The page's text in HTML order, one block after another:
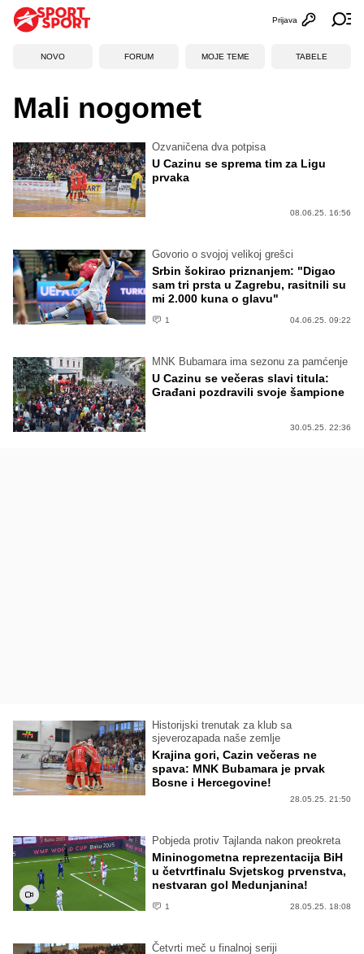
Otvori
Prijava
NOVO FORUM MOJE TEME TABELE
Mali nogomet
Ozvaničena dva potpisa
U Cazinu se sprema tim za Ligu
prvaka
08.06.25. 16:56
Govorio o svojoj velikoj grešci
Srbin šokirao priznanjem: "Digao
sam tri prsta u Zagrebu, rasitnili su
mi 2.000 kuna o glavu"
1 04.06.25. 09:22
MNK Bubamara ima sezonu za pamćenje
U Cazinu se večeras slavi titula:
Građani pozdravili svoje šampione
30.05.25. 22:36
Historijski trenutak za klub sa
sjeverozapada naše zemlje
Krajina gori, Cazin večeras ne
spava: MNK Bubamara je prvak
Bosne i Hercegovine!
28.05.25. 21:50
Pobjeda protiv Tajlanda nakon preokreta
Mininogometna reprezentacija BiH
u četvrtfinalu Svjetskog prvenstva,
nestvaran gol Medunjanina!
1 28.05.25. 18:08
Četvrti meč u finalnoj seriji